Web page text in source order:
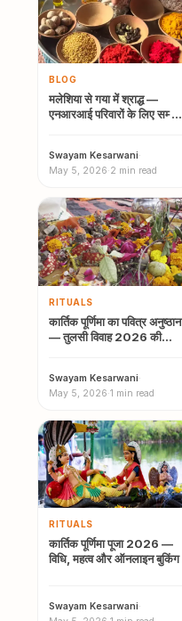
BLOG
मलेशिया से गया में श्राद्ध —
एनआरआई परिवारों के लिए सम्पूर्ण
Swayam Kesarwani·
May 5, 2026·2 min read
RITUALS
कार्तिक पूर्णिमा का पवित्र अनुष्ठान
— तुलसी विवाह 2026 की
Swayam Kesarwani·
May 5, 2026·1 min read
RITUALS
कार्तिक पूर्णिमा पूजा 2026 —
विधि, महत्व और ऑनलाइन बुकिंग
Swayam Kesarwani·